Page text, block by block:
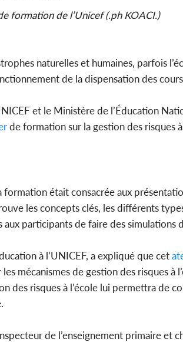
formation de l’Unicef (.ph KOACI.)
naturelles et humaines, parfois
de la dispensation des
et le Ministère de l’Éducation
de formation sur la gestion des risques
formation était consacrée aux
les concepts clés, les différents
participants de faire des simulations
à l’UNICEF, a expliqué que cet
les mécanismes de gestion des risques
des risques à l’école lui permettra de
de l’enseignement primaire et